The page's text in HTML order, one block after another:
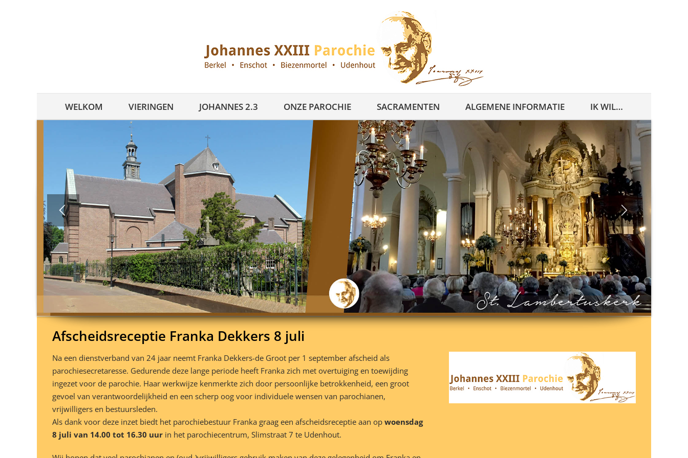
WELKOM VIERINGEN JOHANNES 2.3 ONZE PAROCHIE SACRAMENTEN ALGEMENE INFORMATIE IK WIL…
Afscheidsreceptie Franka Dekkers 8 juli
Na een dienstverband van 24 jaar neemt Franka Dekkers-de Groot per 1 september afscheid als
parochiesecretaresse. Gedurende deze lange periode heeft Franka zich met overtuiging en toewijding
ingezet voor de parochie. Haar werkwijze kenmerkte zich door persoonlijke betrokkenheid, een groot
gevoel van verantwoordelijkheid en een scherp oog voor individuele wensen van parochianen,
vrijwilligers en bestuursleden.
Als dank voor deze inzet biedt het parochiebestuur Franka graag een afscheidsreceptie aan op woensdag
8 juli van 14.00 tot 16.30 uur in het parochiecentrum, Slimstraat 7 te Udenhout.